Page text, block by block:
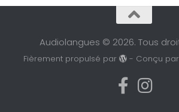
Audiolangues © 2026. Tous
Fièrement propulsé par - Conçu